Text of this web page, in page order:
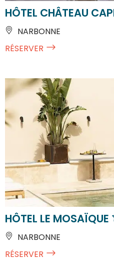
HÔTEL CHÂTEAU
NARBONNE
RÉSERVER
HÔTEL LE MOSAÏQUE
NARBONNE
RÉSERVER